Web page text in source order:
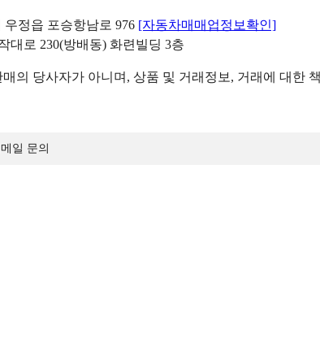
우정읍 포승항남로 976 [자동차매매업정보확인]
대로 230(방배동) 화련빌딩 3층
의 당사자가 아니며, 상품 및 거래정보, 거래에 대한
일 문의